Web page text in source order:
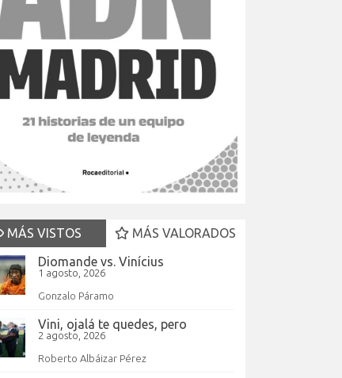
MÁS VISTOS
MÁS VALORADOS
Diomande vs. Vinícius
1 agosto, 2026
Gonzalo Páramo
Vini, ojalá te quedes, pero
2 agosto, 2026
Roberto Albáizar Pérez